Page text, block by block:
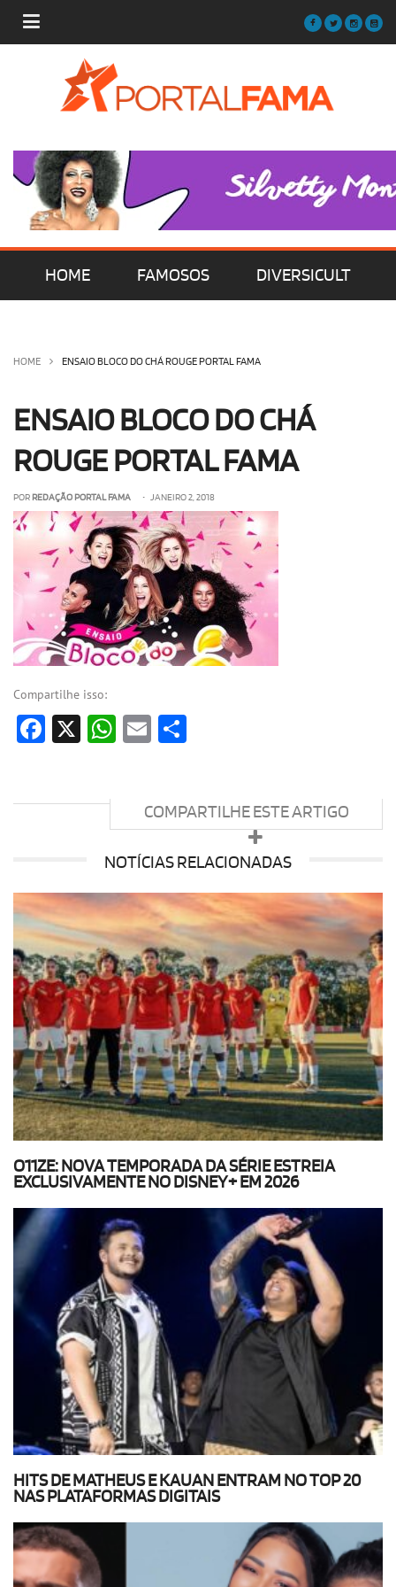
HOME FAMOSOS DIVERSICULT
OLHA ISSO! EU QUERO!
HOME ENSAIO BLOCO DO CHÁ ROUGE PORTAL FAMA
ENSAIO BLOCO DO CHÁ
ROUGE PORTAL FAMA
POR REDAÇÃO PORTAL FAMA • JANEIRO 2, 2018
Compartilhe isso:
Facebook
X WhatsApp
Email
COMPARTILHE ESTE ARTIGO
NOTÍCIAS RELACIONADAS
O11ZE: NOVA TEMPORADA DA SÉRIE ESTREIA
EXCLUSIVAMENTE NO DISNEY+ EM 2026
HITS DE MATHEUS E KAUAN ENTRAM NO TOP 20
NAS PLATAFORMAS DIGITAIS